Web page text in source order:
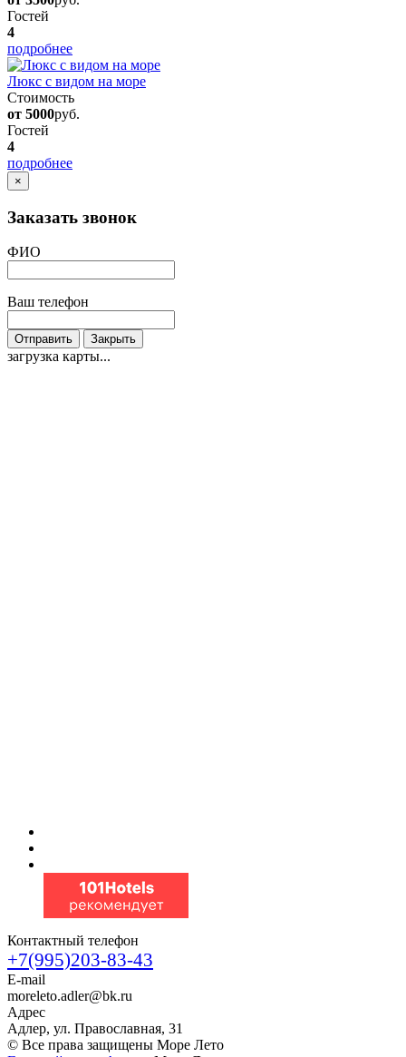
Гостей
4
подробнее
Люкс с видом на море
Стоимость
от 5000руб.
Гостей
4
подробнее
×
Заказать звонок
ФИО
Ваш телефон
Отправить Закрыть
загрузка карты...
Контактный телефон
+7(995)203-83-43
E-mail
moreleto.adler@bk.ru
Адрес
Адлер, ул. Православная, 31
© Все права защищены Море Лето